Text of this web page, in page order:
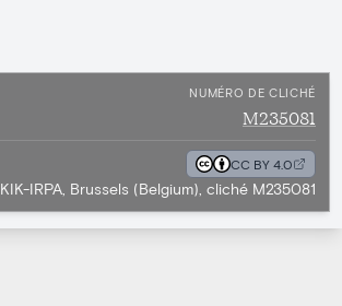
NUMÉRO DE CLICHÉ
M235081
CC BY 4.0
KIK-IRPA, Brussels (Belgium), cliché M235081